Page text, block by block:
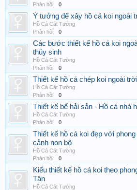
Phản hồi:
0
Ý tưởng để xây hồ cá koi ngoài
Hồ Cá Cát Tường
Phản hồi:
0
Các bước thiết kế hồ cá koi
thủy sinh
Hồ Cá Cát Tường
Phản hồi:
0
Thiết kế hồ cá chép koi ngoài
Hồ Cá Cát Tường
Phản hồi:
0
Thiết kế bể hải sản - Hồ cá nhà
Hồ Cá Cát Tường
Phản hồi:
0
Thiết kế hồ cá koi đẹp với
cảnh non bộ
Hồ Cá Cát Tường
Phản hồi:
0
Kiểu thiết kế hồ cá koi theo
Tân
Hồ Cá Cát Tường